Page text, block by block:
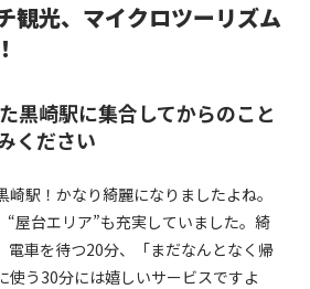
観光、マイクロツーリズム
黒崎駅に集合してからのこと
ください
駅！かなり綺麗になりましたよね。
“屋台エリア”も充実していました。綺
電車を待つ20分、「まだなんとなく帰
使う30分には嬉しいサービスですよ